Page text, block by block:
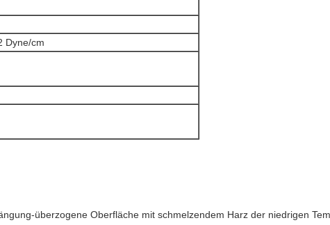
Dyne/cm
überzogene Oberfläche mit schmelzendem Harz der niedrigen